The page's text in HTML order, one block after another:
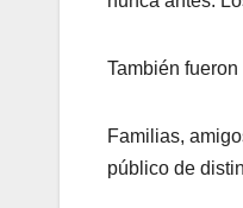
También
Familias,
público de